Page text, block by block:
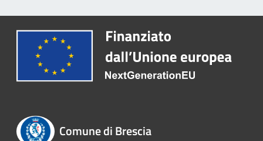
Comune di Brescia